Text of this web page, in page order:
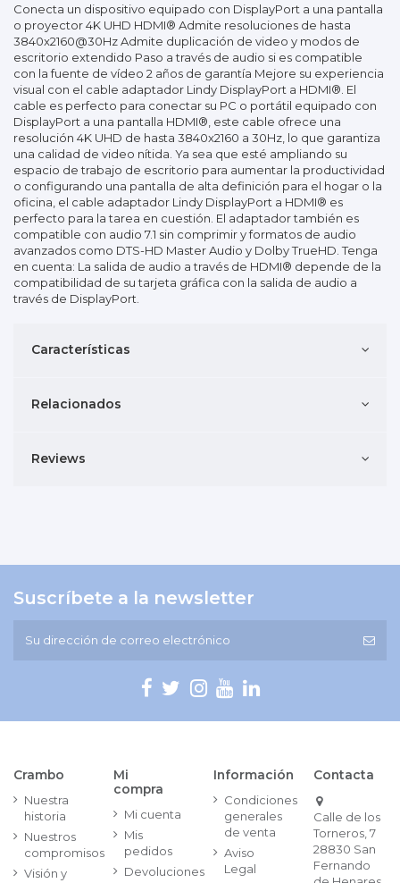
Conecta un dispositivo equipado con DisplayPort a una pantalla
o proyector 4K UHD HDMI® Admite resoluciones de hasta
3840x2160@30Hz Admite duplicación de video y modos de
escritorio extendido Paso a través de audio si es compatible
con la fuente de vídeo 2 años de garantía Mejore su experiencia
visual con el cable adaptador Lindy DisplayPort a HDMI®. El
cable es perfecto para conectar su PC o portátil equipado con
DisplayPort a una pantalla HDMI®, este cable ofrece una
resolución 4K UHD de hasta 3840x2160 a 30Hz, lo que garantiza
una calidad de video nítida. Ya sea que esté ampliando su
espacio de trabajo de escritorio para aumentar la productividad
o configurando una pantalla de alta definición para el hogar o la
oficina, el cable adaptador Lindy DisplayPort a HDMI® es
perfecto para la tarea en cuestión. El adaptador también es
compatible con audio 7.1 sin comprimir y formatos de audio
avanzados como DTS-HD Master Audio y Dolby TrueHD. Tenga
en cuenta: La salida de audio a través de HDMI® depende de la
compatibilidad de su tarjeta gráfica con la salida de audio a
través de DisplayPort.
Características
Relacionados
Reviews
Suscríbete a la newsletter
Crambo
Nuestra
historia
Nuestros
compromisos
Visión y
Mi
compra
Mi cuenta
Mis
pedidos
Devoluciones
Información
Condiciones
generales
de venta
Aviso
Legal
Contacta
Calle de los
Torneros, 7
28830 San
Fernando